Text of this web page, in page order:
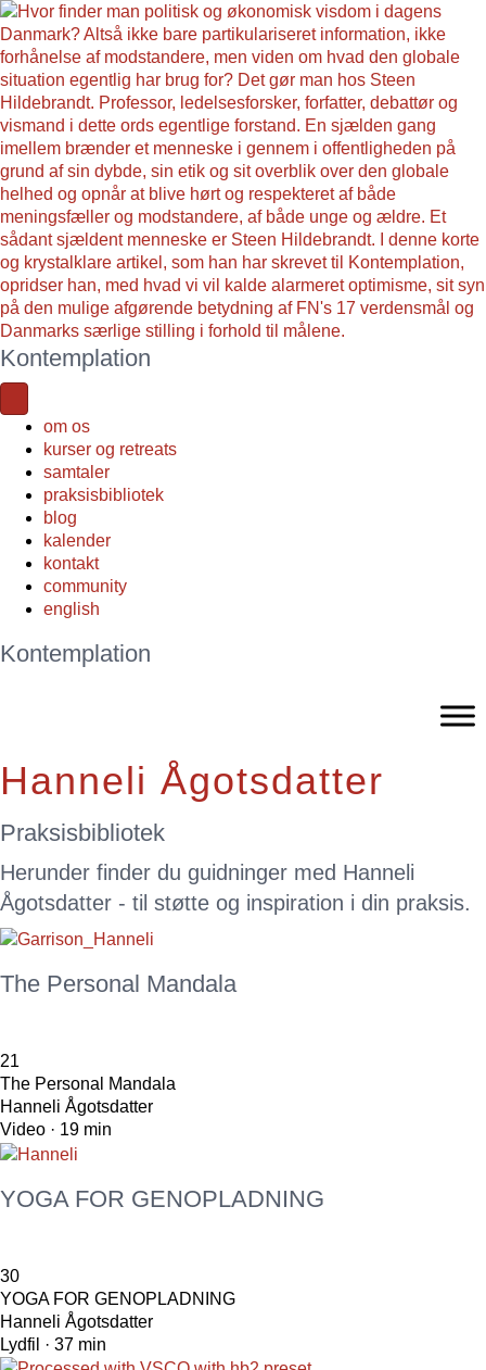
Kontemplation
om os
kurser og retreats
samtaler
praksisbibliotek
blog
kalender
kontakt
community
english
Kontemplation
Hanneli Ågotsdatter
Praksisbibliotek
Herunder finder du guidninger med Hanneli
Ågotsdatter - til støtte og inspiration i din praksis.
The Personal Mandala
21
The Personal Mandala
Hanneli Ågotsdatter
Video · 19 min
YOGA FOR GENOPLADNING
30
YOGA FOR GENOPLADNING
Hanneli Ågotsdatter
Lydfil · 37 min